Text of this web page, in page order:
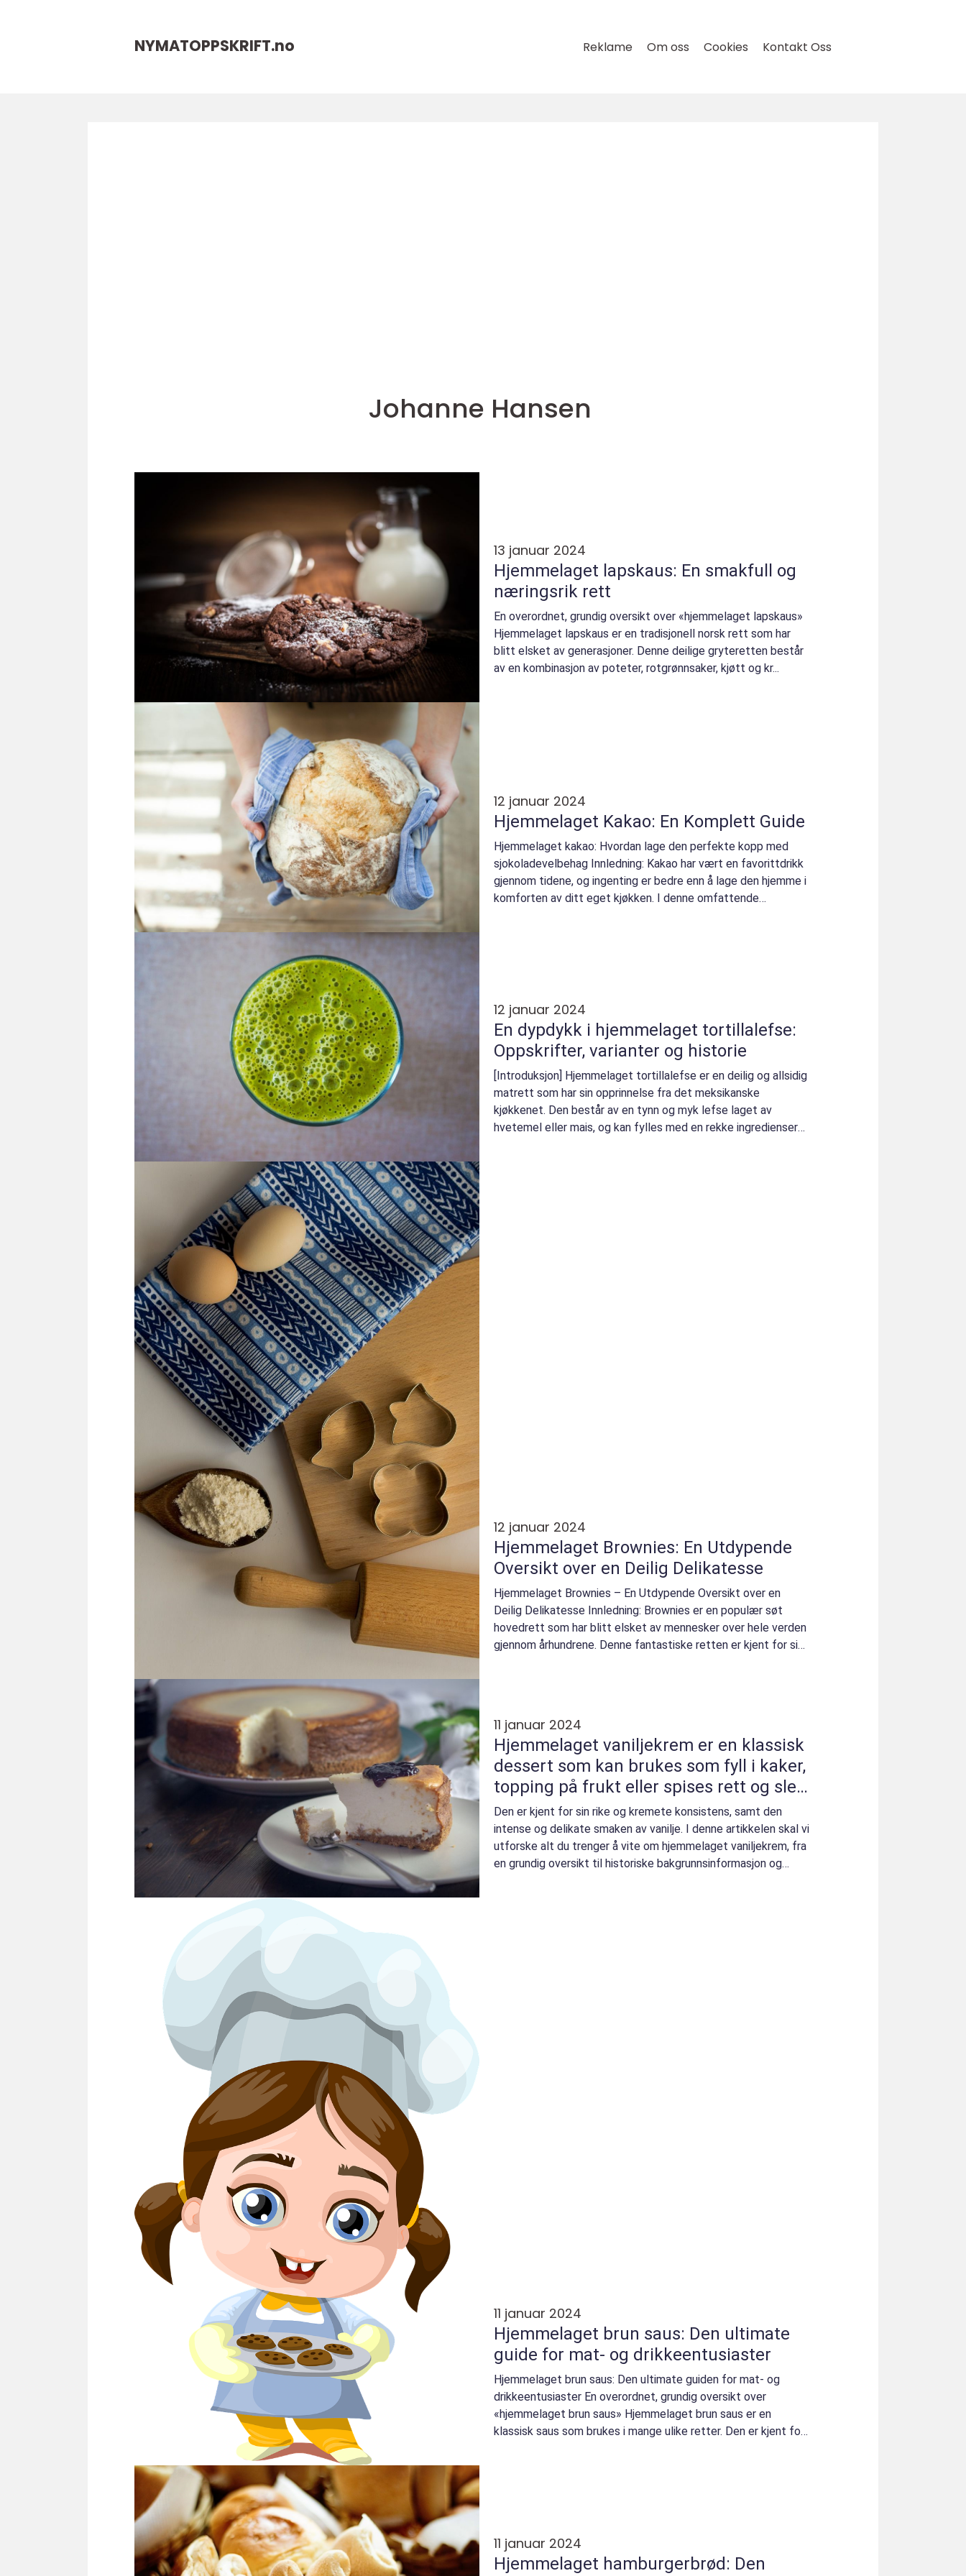
NYMATOPPSKRIFT.no Reklame Om oss Cookies Kontakt Oss
Johanne Hansen
13 januar 2024
Hjemmelaget lapskaus: En smakfull og
næringsrik rett
En overordnet, grundig oversikt over «hjemmelaget lapskaus»
Hjemmelaget lapskaus er en tradisjonell norsk rett som har
blitt elsket av generasjoner. Denne deilige gryteretten består
av en kombinasjon av poteter, rotgrønnsaker, kjøtt og kr...
12 januar 2024
Hjemmelaget Kakao: En Komplett Guide
Hjemmelaget kakao: Hvordan lage den perfekte kopp med
sjokoladevelbehag Innledning: Kakao har vært en favorittdrikk
gjennom tidene, og ingenting er bedre enn å lage den hjemme i
komforten av ditt eget kjøkken. I denne omfattende
12 januar 2024
En dypdykk i hjemmelaget tortillalefse:
Oppskrifter, varianter og historie
[Introduksjon] Hjemmelaget tortillalefse er en deilig og allsidig
matrett som har sin opprinnelse fra det meksikanske
kjøkkenet. Den består av en tynn og myk lefse laget av
hvetemel eller mais, og kan fylles med en rekke ingredienser
12 januar 2024
Hjemmelaget Brownies: En Utdypende
Oversikt over en Deilig Delikatesse
Hjemmelaget Brownies – En Utdypende Oversikt over en
Deilig Delikatesse Innledning: Brownies er en populær søt
hovedrett som har blitt elsket av mennesker over hele verden
gjennom århundrene. Denne fantastiske retten er kjent for sin
11 januar 2024
Hjemmelaget vaniljekrem er en klassisk
dessert som kan brukes som fyll i kaker,
topping på frukt eller spises rett og slett
på egen hånd
Den er kjent for sin rike og kremete konsistens, samt den
intense og delikate smaken av vanilje. I denne artikkelen skal vi
utforske alt du trenger å vite om hjemmelaget vaniljekrem, fra
en grundig oversikt til historiske bakgrunnsinformasjon og
11 januar 2024
Hjemmelaget brun saus: Den ultimate
guide for mat- og drikkeentusiaster
Hjemmelaget brun saus: Den ultimate guiden for mat- og
drikkeentusiaster En overordnet, grundig oversikt over
«hjemmelaget brun saus» Hjemmelaget brun saus er en
klassisk saus som brukes i mange ulike retter. Den er kjent for
11 januar 2024
Hjemmelaget hamburgerbrød: Den